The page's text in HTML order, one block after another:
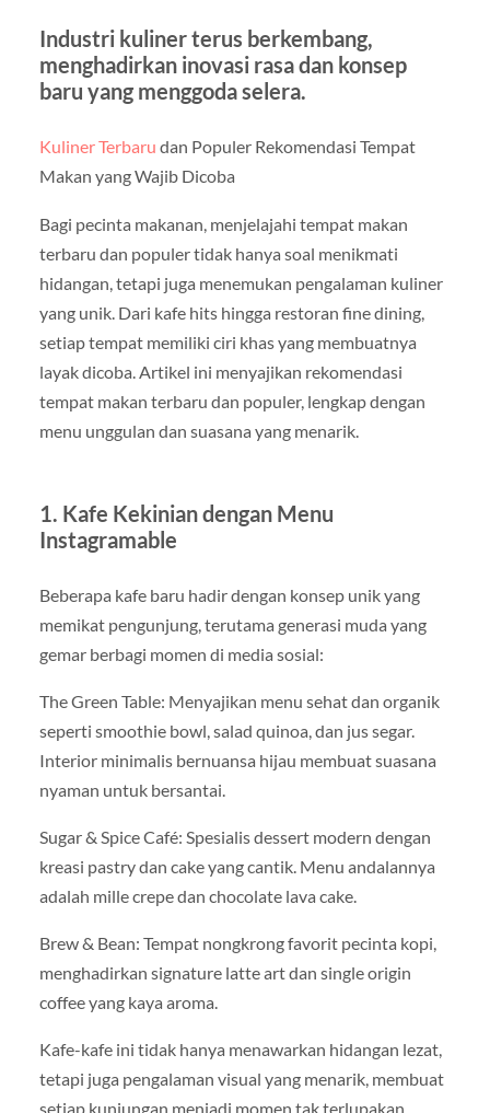
Industri kuliner terus berkembang,
menghadirkan inovasi rasa dan konsep
baru yang menggoda selera.
Kuliner Terbaru dan Populer Rekomendasi Tempat
Makan yang Wajib Dicoba
Bagi pecinta makanan, menjelajahi tempat makan
terbaru dan populer tidak hanya soal menikmati
hidangan, tetapi juga menemukan pengalaman kuliner
yang unik. Dari kafe hits hingga restoran fine dining,
setiap tempat memiliki ciri khas yang membuatnya
layak dicoba. Artikel ini menyajikan rekomendasi
tempat makan terbaru dan populer, lengkap dengan
menu unggulan dan suasana yang menarik.
1. Kafe Kekinian dengan Menu
Instagramable
Beberapa kafe baru hadir dengan konsep unik yang
memikat pengunjung, terutama generasi muda yang
gemar berbagi momen di media sosial:
The Green Table: Menyajikan menu sehat dan organik
seperti smoothie bowl, salad quinoa, dan jus segar.
Interior minimalis bernuansa hijau membuat suasana
nyaman untuk bersantai.
Sugar & Spice Café: Spesialis dessert modern dengan
kreasi pastry dan cake yang cantik. Menu andalannya
adalah mille crepe dan chocolate lava cake.
Brew & Bean: Tempat nongkrong favorit pecinta kopi,
menghadirkan signature latte art dan single origin
coffee yang kaya aroma.
Kafe-kafe ini tidak hanya menawarkan hidangan lezat,
tetapi juga pengalaman visual yang menarik, membuat
setiap kunjungan menjadi momen tak terlupakan.